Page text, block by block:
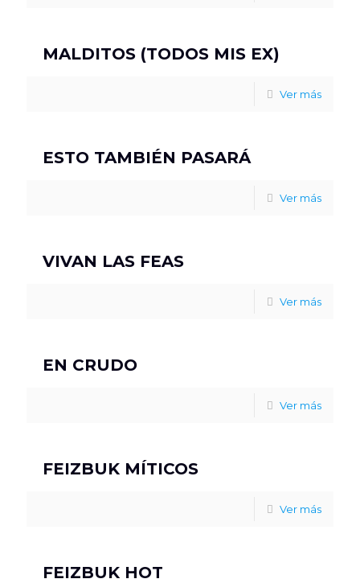
MALDITOS (TODOS MIS EX)
Ver más
ESTO TAMBIÉN PASARÁ
Ver más
VIVAN LAS FEAS
Ver más
EN CRUDO
Ver más
FEIZBUK MÍTICOS
Ver más
FEIZBUK HOT